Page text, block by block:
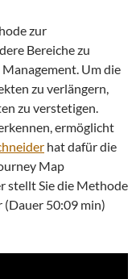
zur
Bereiche zu
Um die
zu verlängern,
zu verstetigen.
ermöglicht
hat dafür die
Map
stellt Sie die Methode
(Dauer 50:09 min)